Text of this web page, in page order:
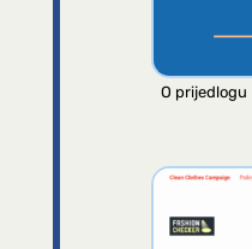
O prijedlogu